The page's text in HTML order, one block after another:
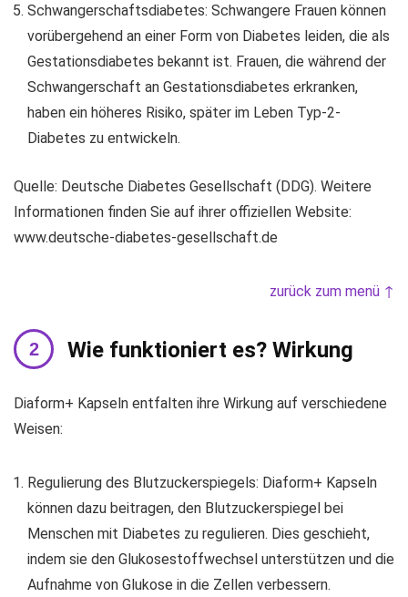
Schwangerschaftsdiabetes: Schwangere Frauen können
vorübergehend an einer Form von Diabetes leiden, die als
Gestationsdiabetes bekannt ist. Frauen, die während der
Schwangerschaft an Gestationsdiabetes erkranken,
haben ein höheres Risiko, später im Leben Typ-2-
Diabetes zu entwickeln.
Quelle: Deutsche Diabetes Gesellschaft (DDG). Weitere
Informationen finden Sie auf ihrer offiziellen Website:
www.deutsche-diabetes-gesellschaft.de
zurück zum menü ↑
Wie funktioniert es? Wirkung
Diaform+ Kapseln entfalten ihre Wirkung auf verschiedene
Weisen:
Regulierung des Blutzuckerspiegels: Diaform+ Kapseln
können dazu beitragen, den Blutzuckerspiegel bei
Menschen mit Diabetes zu regulieren. Dies geschieht,
indem sie den Glukosestoffwechsel unterstützen und die
Aufnahme von Glukose in die Zellen verbessern.